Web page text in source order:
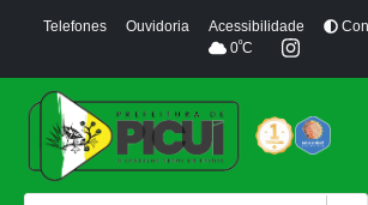
Telefones Ouvidoria Acessibilidade
0ºC